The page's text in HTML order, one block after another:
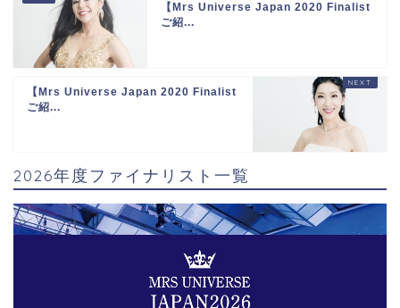
【Mrs Universe Japan 2020 Finalist
ご紹...
【Mrs Universe Japan 2020 Finalist
ご紹...
2026年度ファイナリスト一覧